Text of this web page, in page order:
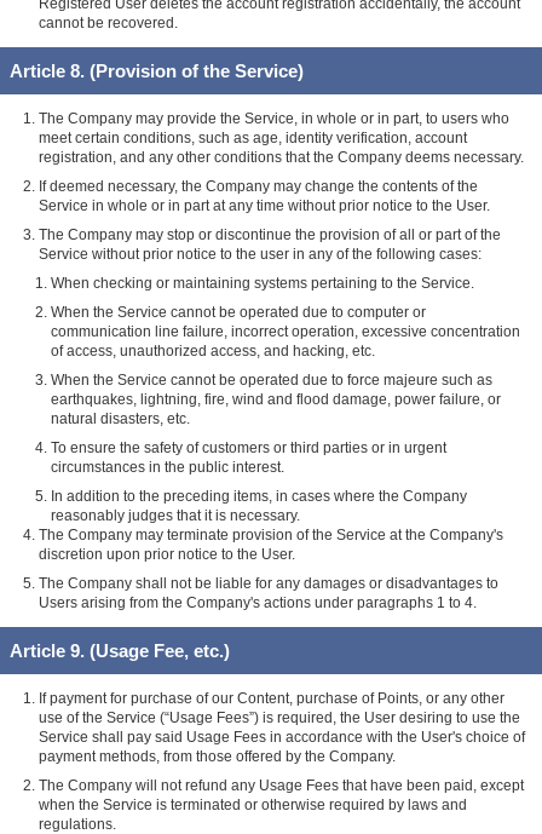
Registered User deletes the account registration accidentally, the account
cannot be recovered.
Article 8. (Provision of the Service)
The Company may provide the Service, in whole or in part, to users who
meet certain conditions, such as age, identity verification, account
registration, and any other conditions that the Company deems necessary.
If deemed necessary, the Company may change the contents of the
Service in whole or in part at any time without prior notice to the User.
The Company may stop or discontinue the provision of all or part of the
Service without prior notice to the user in any of the following cases:
When checking or maintaining systems pertaining to the Service.
When the Service cannot be operated due to computer or
communication line failure, incorrect operation, excessive concentration
of access, unauthorized access, and hacking, etc.
When the Service cannot be operated due to force majeure such as
earthquakes, lightning, fire, wind and flood damage, power failure, or
natural disasters, etc.
To ensure the safety of customers or third parties or in urgent
circumstances in the public interest.
In addition to the preceding items, in cases where the Company
reasonably judges that it is necessary.
The Company may terminate provision of the Service at the Company's
discretion upon prior notice to the User.
The Company shall not be liable for any damages or disadvantages to
Users arising from the Company's actions under paragraphs 1 to 4.
Article 9. (Usage Fee, etc.)
If payment for purchase of our Content, purchase of Points, or any other
use of the Service (“Usage Fees”) is required, the User desiring to use the
Service shall pay said Usage Fees in accordance with the User's choice of
payment methods, from those offered by the Company.
The Company will not refund any Usage Fees that have been paid, except
when the Service is terminated or otherwise required by laws and
regulations.